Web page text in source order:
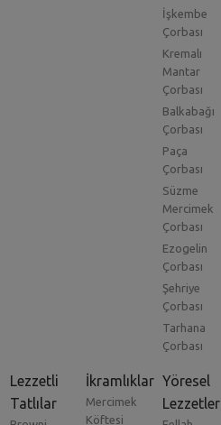
İşkembe
Çorbası
Kremalı
Mantar
Çorbası
Balkabağı
Çorbası
Paça
Çorbası
Süzme
Mercimek
Çorbası
Ezogelin
Çorbası
Şehriye
Çorbası
Tarhana
Çorbası
Lezzetli
Tatlılar
İkramlıklar
Mercimek
Köftesi
Yöresel
Lezzetler